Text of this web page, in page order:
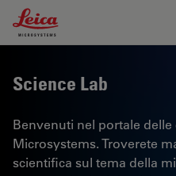
Leica Microsystems Logo
Science Lab
Benvenuti nel portale delle
Microsystems. Troverete
scientifica sul tema della